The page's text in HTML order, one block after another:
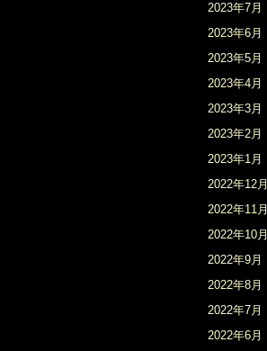
2023年7月
2023年6月
2023年5月
2023年4月
2023年3月
2023年2月
2023年1月
2022年12月
2022年11月
2022年10月
2022年9月
2022年8月
2022年7月
2022年6月